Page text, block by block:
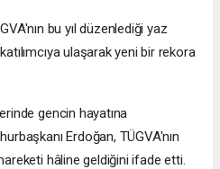
bu yıl düzenlediği yaz
ulaşarak yeni bir rekora
gencin hayatına
Erdoğan, TÜGVA'nın
hâline geldiğini ifade etti.